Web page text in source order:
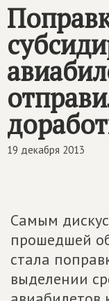
19 декабря 2013
Самым
прошедшей
стала
выделении